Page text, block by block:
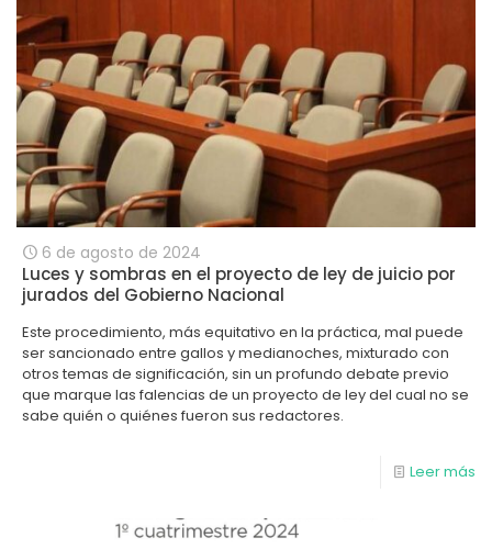
6 de agosto de 2024
Luces y sombras en el proyecto de ley de juicio por
jurados del Gobierno Nacional
Este procedimiento, más equitativo en la práctica, mal puede
ser sancionado entre gallos y medianoches, mixturado con
otros temas de significación, sin un profundo debate previo
que marque las falencias de un proyecto de ley del cual no se
sabe quién o quiénes fueron sus redactores.
Leer más